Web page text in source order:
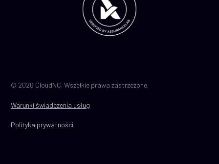
Warunki świadczenia usług
Polityka prywatności
© 2026 CloudNC. Wszelkie prawa zastrzeżone.